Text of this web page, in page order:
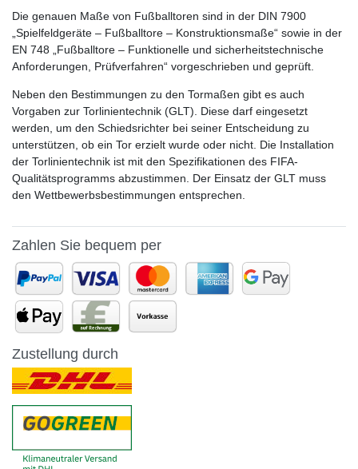
Die genauen Maße von Fußballtoren sind in der DIN 7900
„Spielfeldgeräte – Fußballtore – Konstruktionsmaße“ sowie in der
EN 748 „Fußballtore – Funktionelle und sicherheitstechnische
Anforderungen, Prüfverfahren“ vorgeschrieben und geprüft.
Neben den Bestimmungen zu den Tormaßen gibt es auch
Vorgaben zur Torlinientechnik (GLT). Diese darf eingesetzt
werden, um den Schiedsrichter bei seiner Entscheidung zu
unterstützen, ob ein Tor erzielt wurde oder nicht. Die Installation
der Torlinientechnik ist mit den Spezifikationen des FIFA-
Qualitätsprogramms abzustimmen. Der Einsatz der GLT muss
den Wettbewerbsbestimmungen entsprechen.
Zahlen Sie bequem per
Zustellung durch